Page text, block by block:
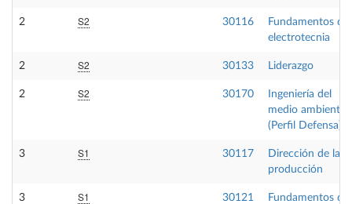
2 S2 30116
Fundamentos de
electrotecnia
2 S2 30133 Liderazgo
2 S2 30170
Ingeniería del
medio ambiente
(Perfil Defensa)
3 S1 30117
Dirección de la
producción
3 S1 30121
Fundamentos de